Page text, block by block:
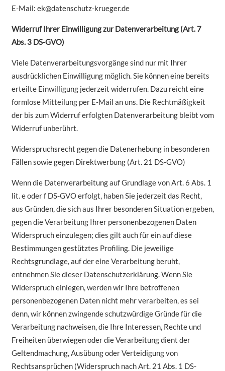
E-Mail: ek@datenschutz-krueger.de
Widerruf Ihrer Einwilligung zur Datenverarbeitung (Art. 7
Abs. 3 DS-GVO)
Viele Datenverarbeitungsvorgänge sind nur mit Ihrer
ausdrücklichen Einwilligung möglich. Sie können eine bereits
erteilte Einwilligung jederzeit widerrufen. Dazu reicht eine
formlose Mitteilung per E-Mail an uns. Die Rechtmäßigkeit
der bis zum Widerruf erfolgten Datenverarbeitung bleibt vom
Widerruf unberührt.
Widerspruchsrecht gegen die Datenerhebung in besonderen
Fällen sowie gegen Direktwerbung (Art. 21 DS-GVO)
Wenn die Datenverarbeitung auf Grundlage von Art. 6 Abs. 1
lit. e oder f DS-GVO erfolgt, haben Sie jederzeit das Recht,
aus Gründen, die sich aus Ihrer besonderen Situation ergeben,
gegen die Verarbeitung Ihrer personenbezogenen Daten
Widerspruch einzulegen; dies gilt auch für ein auf diese
Bestimmungen gestütztes Profiling. Die jeweilige
Rechtsgrundlage, auf der eine Verarbeitung beruht,
entnehmen Sie dieser Datenschutzerklärung. Wenn Sie
Widerspruch einlegen, werden wir Ihre betroffenen
personenbezogenen Daten nicht mehr verarbeiten, es sei
denn, wir können zwingende schutzwürdige Gründe für die
Verarbeitung nachweisen, die Ihre Interessen, Rechte und
Freiheiten überwiegen oder die Verarbeitung dient der
Geltendmachung, Ausübung oder Verteidigung von
Rechtsansprüchen (Widerspruch nach Art. 21 Abs. 1 DS-